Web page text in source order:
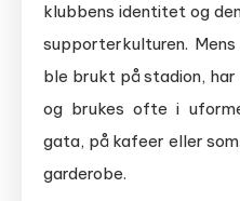
klubbens identitet og
supporterkulturen.
ble brukt på stadion,
og brukes ofte i
gata, på kafeer eller
garderobe.